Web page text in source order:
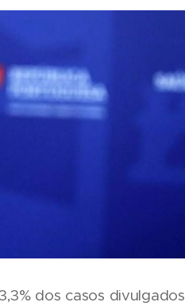
dos casos divulgados